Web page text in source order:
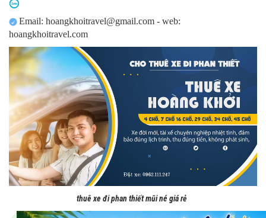
Email: hoangkhoitravel@gmail.com - web:
hoangkhoitravel.com
thuê xe đi phan thiết mũi né giá rẻ